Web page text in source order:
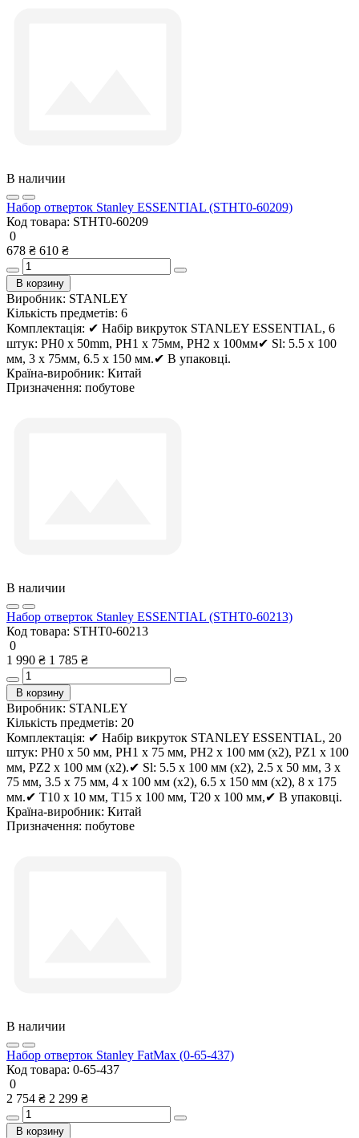
В наличии
Набор отверток Stanley ESSENTIAL (STHT0-60209)
Код товара: STHT0-60209
0
678 ₴ 610 ₴
В корзину
Виробник: STANLEY
Кількість предметів: 6
Комплектація: ✔ Набір викруток STANLEY ESSENTIAL, 6
штук: PH0 x 50mm, PH1 x 75мм, PH2 x 100мм✔ Sl: 5.5 x 100
мм, 3 x 75мм, 6.5 x 150 мм.✔ В упаковці.
Країна-виробник: Китай
Призначення: побутове
В наличии
Набор отверток Stanley ESSENTIAL (STHT0-60213)
Код товара: STHT0-60213
0
1 990 ₴ 1 785 ₴
В корзину
Виробник: STANLEY
Кількість предметів: 20
Комплектація: ✔ Набір викруток STANLEY ESSENTIAL, 20
штук: PH0 x 50 мм, PH1 x 75 мм, PH2 x 100 мм (x2), PZ1 x 100
мм, PZ2 x 100 мм (x2).✔ Sl: 5.5 x 100 мм (x2), 2.5 x 50 мм, 3 x
75 мм, 3.5 x 75 мм, 4 x 100 мм (x2), 6.5 x 150 мм (x2), 8 x 175
мм.✔ T10 x 10 мм, T15 x 100 мм, T20 x 100 мм,✔ В упаковці.
Країна-виробник: Китай
Призначення: побутове
В наличии
Набор отверток Stanley FatMax (0-65-437)
Код товара: 0-65-437
0
2 754 ₴ 2 299 ₴
В корзину